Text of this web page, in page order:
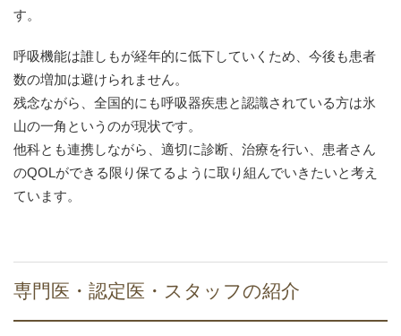
す。
呼吸機能は誰しもが経年的に低下していくため、今後も患者
数の増加は避けられません。
残念ながら、全国的にも呼吸器疾患と認識されている方は氷
山の一角というのが現状です。
他科とも連携しながら、適切に診断、治療を行い、患者さん
のQOLができる限り保てるように取り組んでいきたいと考え
ています。
専門医・認定医・スタッフの紹介